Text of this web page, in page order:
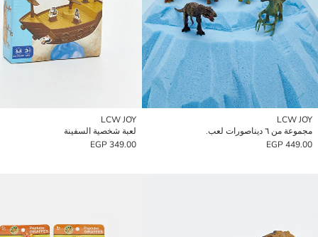
LCW JOY
مجموعة من ٦ ديناصورات لعب.
449.00 EGP
LCW JOY
لعبة شخصية السفينة
349.00 EGP